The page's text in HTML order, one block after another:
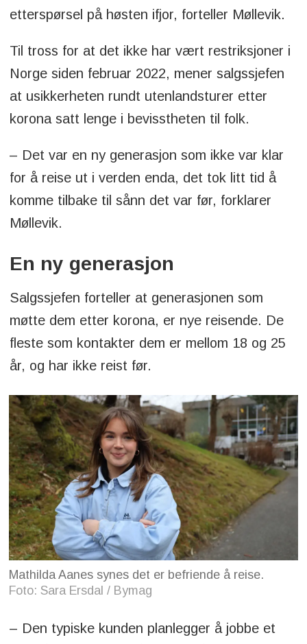
etterspørsel på høsten ifjor, forteller Møllevik.
Til tross for at det ikke har vært restriksjoner i
Norge siden februar 2022, mener salgssjefen
at usikkerheten rundt utenlandsturer etter
korona satt lenge i bevisstheten til folk.
– Det var en ny generasjon som ikke var klar
for å reise ut i verden enda, det tok litt tid å
komme tilbake til sånn det var før, forklarer
Møllevik.
En ny generasjon
Salgssjefen forteller at generasjonen som
møtte dem etter korona, er nye reisende. De
fleste som kontakter dem er mellom 18 og 25
år, og har ikke reist før.
Mathilda Aanes synes det er befriende å reise.
Foto: Sara Ersdal / Bymag
– Den typiske kunden planlegger å jobbe et